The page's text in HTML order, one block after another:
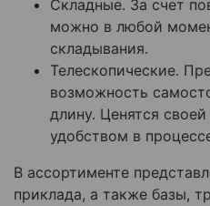
Складные. За счет
можно в любой
складывания.
Телескопические.
возможность
длину. Ценятся
удобством в
В ассортименте
приклада, а также базы,